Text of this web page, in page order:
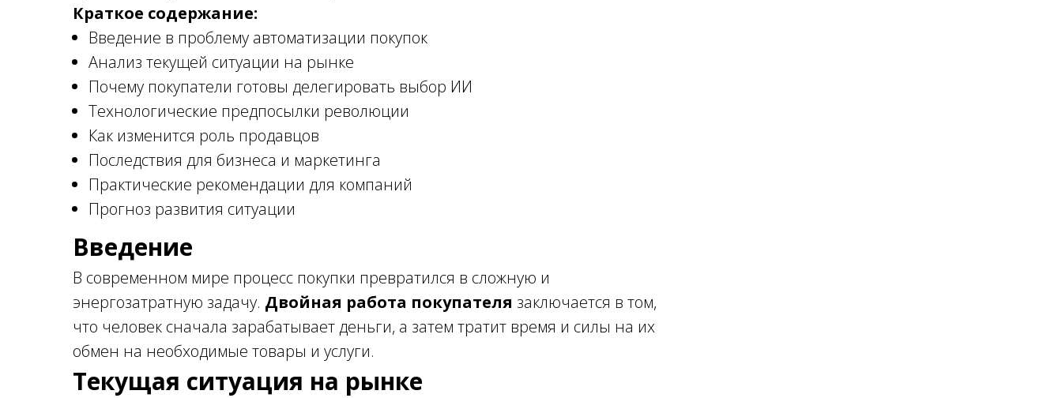
Краткое содержание:
Введение в проблему автоматизации покупок
Анализ текущей ситуации на рынке
Почему покупатели готовы делегировать выбор ИИ
Технологические предпосылки революции
Как изменится роль продавцов
Последствия для бизнеса и маркетинга
Практические рекомендации для компаний
Прогноз развития ситуации
Введение
В современном мире процесс покупки превратился в сложную и
энергозатратную задачу. Двойная работа покупателя заключается в том,
что человек сначала зарабатывает деньги, а затем тратит время и силы на их
обмен на необходимые товары и услуги.
Текущая ситуация на рынке